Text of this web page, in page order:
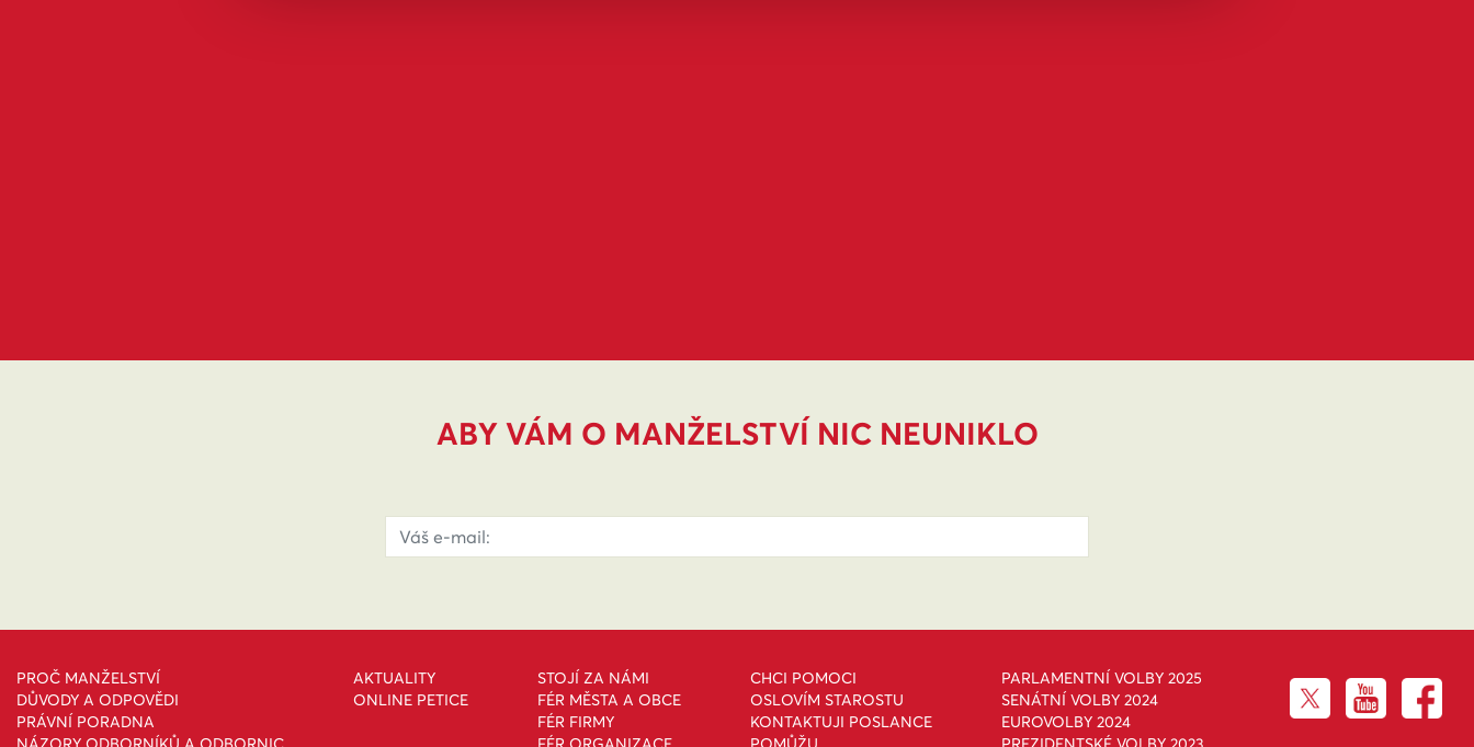
ABY VÁM O MANŽELSTVÍ NIC NEUNIKLO
PROČ MANŽELSTVÍ
DŮVODY A ODPOVĚDI
PRÁVNÍ PORADNA
AKTUALITY
ONLINE PETICE
STOJÍ ZA NÁMI
FÉR MĚSTA A OBCE
FÉR FIRMY
CHCI POMOCI
OSLOVÍM STAROSTU
KONTAKTUJI POSLANCE
PARLAMENTNÍ VOLBY 2025
SENÁTNÍ VOLBY 2024
EUROVOLBY 2024